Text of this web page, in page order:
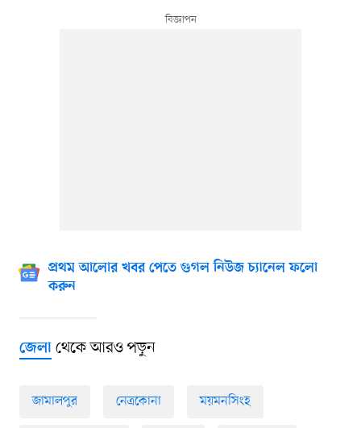
প্রথম আলোর খবর পেতে গুগল নিউজ চ্যানেল ফলো
করুন
জেলাথেকে আরও পড়ুন
জামালপুর নেত্রকোনা ময়মনসিংহ